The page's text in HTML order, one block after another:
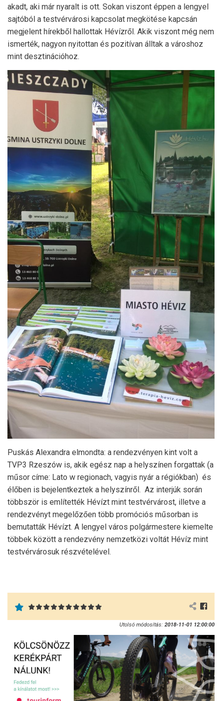
akadt, aki már nyaralt is ott. Sokan viszont éppen a lengyel
sajtóból a testvérvárosi kapcsolat megkötése kapcsán
megjelent hírekből hallottak Hévízről. Akik viszont még nem
ismerték, nagyon nyitottan és pozitívan álltak a városhoz
mint desztinációhoz.
Puskás Alexandra elmondta: a rendezvényen kint volt a
TVP3 Rzeszów is, akik egész nap a helyszínen forgattak (a
műsor címe: Lato w regionach, vagyis nyár a régiókban) és
élőben is bejelentkeztek a helyszínről. Az interjúk során
többször is említették Hévízt mint testvérvárost, illetve a
rendezvényt megelőzően több promóciós műsorban is
bemutatták Hévízt. A lengyel város polgármestere kiemelte
többek között a rendezvény nemzetközi voltát Hévíz mint
testvérvárosuk részvételével.
Utolsó módosítás: 2018-11-01 12:00:00